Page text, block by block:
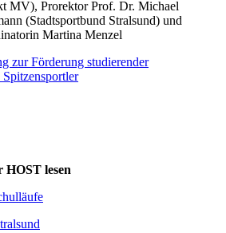
MV), Prorektor Prof. Dr. Michael
(Stadtsportbund Stralsund) und
Martina Menzel
zur Förderung studierender
lesen